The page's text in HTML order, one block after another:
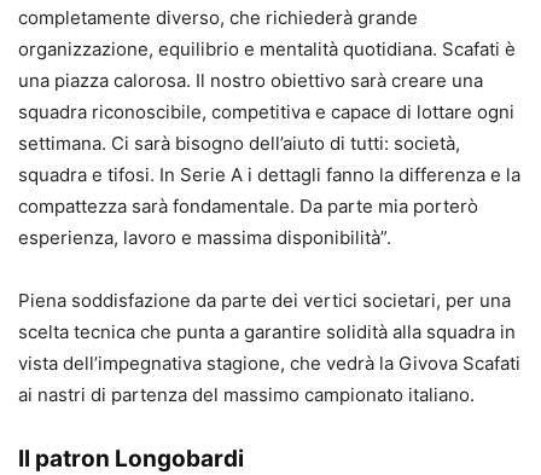
completamente diverso, che richiederà grande
organizzazione, equilibrio e mentalità quotidiana. Scafati è
una piazza calorosa. Il nostro obiettivo sarà creare una
squadra riconoscibile, competitiva e capace di lottare ogni
settimana. Ci sarà bisogno dell’aiuto di tutti: società,
squadra e tifosi. In Serie A i dettagli fanno la differenza e la
compattezza sarà fondamentale. Da parte mia porterò
esperienza, lavoro e massima disponibilità”.
Piena soddisfazione da parte dei vertici societari, per una
scelta tecnica che punta a garantire solidità alla squadra in
vista dell’impegnativa stagione, che vedrà la Givova Scafati
ai nastri di partenza del massimo campionato italiano.
Il patron Longobardi